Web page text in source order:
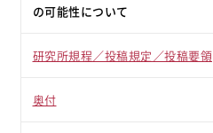
の可能性について
研究所規程／投稿規定／投稿要領
奥付